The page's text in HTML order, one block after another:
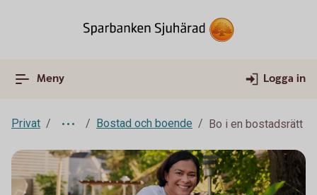
Meny Logga in
Privat Bostad och boende Bo i en bostadsrätt